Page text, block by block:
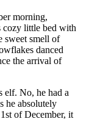
morning,
cozy little bed with
sweet smell of
danced
the arrival of
elf. No, he had a
he absolutely
of December, it